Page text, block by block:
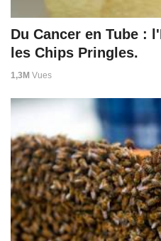
Du Cancer en Tube :
les Chips Pringles.
1,3M Vues